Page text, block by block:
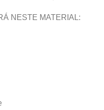
NESTE MATERIAL: